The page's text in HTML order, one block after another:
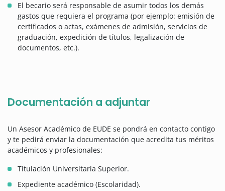
El becario será responsable de asumir todos los demás
gastos que requiera el programa (por ejemplo: emisión de
certificados o actas, exámenes de admisión, servicios de
graduación, expedición de títulos, legalización de
documentos, etc.).
Documentación a adjuntar
Un Asesor Académico de EUDE se pondrá en contacto contigo
y te pedirá enviar la documentación que acredita tus méritos
académicos y profesionales:
Titulación Universitaria Superior.
Expediente académico (Escolaridad).